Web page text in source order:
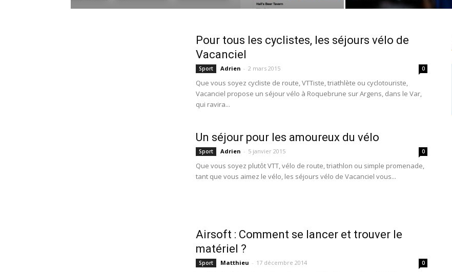
Pour tous les cyclistes, les séjours vélo de
Vacanciel
Sport Adrien - 2 mars 2015 0
Que vous soyez cycliste de route, VTTiste, triathlète ou cyclotouriste,
Vacanciel propose un séjour vélo à Roquebrune sur Argens, dans le Var,
qui ravira...
Un séjour pour les amoureux du vélo
Sport Adrien - 5 janvier 2015 0
Que vous soyez plutôt VTT, vélo de route, triathlon ou simple promenade,
tant que vous aimez le vélo, les séjours vélo de Vacanciel vous...
Airsoft : Comment se lancer et trouver le
matériel ?
Sport Matthieu - 17 décembre 2014 0